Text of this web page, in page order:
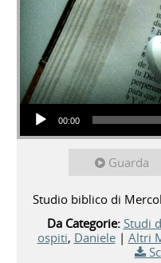
Audio Player
00:00
Guarda
Studio biblico di
Da Categorie: Studi
ospiti, Daniele| Altri